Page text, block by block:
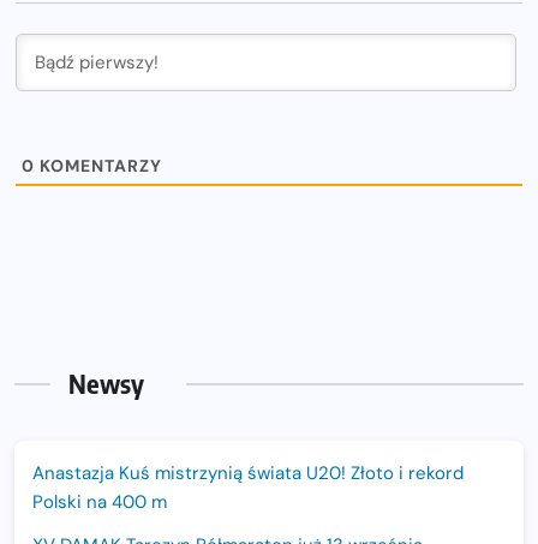
0 KOMENTARZY
Newsy
Anastazja Kuś mistrzynią świata U20! Złoto i rekord
Polski na 400 m